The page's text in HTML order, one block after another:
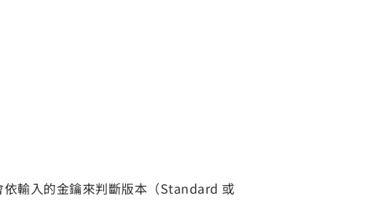
輸入的金鑰來判斷版本（Standard 或